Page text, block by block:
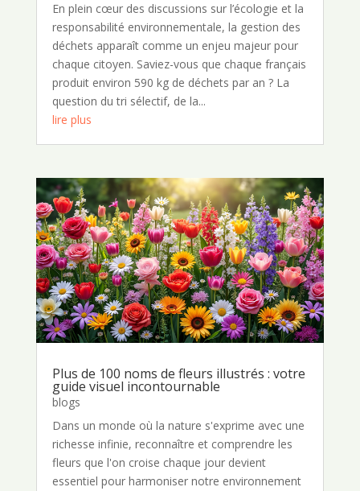
En plein cœur des discussions sur l’écologie et la
responsabilité environnementale, la gestion des
déchets apparaît comme un enjeu majeur pour
chaque citoyen. Saviez-vous que chaque français
produit environ 590 kg de déchets par an ? La
question du tri sélectif, de la...
lire plus
Plus de 100 noms de fleurs illustrés : votre
guide visuel incontournable
blogs
Dans un monde où la nature s'exprime avec une
richesse infinie, reconnaître et comprendre les
fleurs que l'on croise chaque jour devient
essentiel pour harmoniser notre environnement